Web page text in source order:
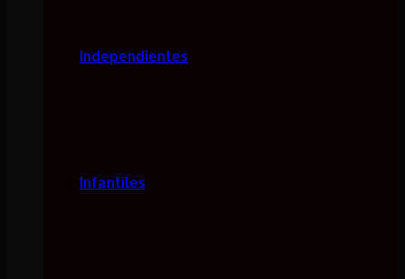
Independientes
Infantiles